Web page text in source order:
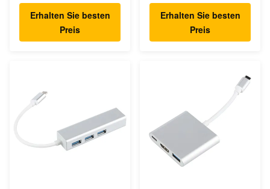
Erhalten Sie besten
Preis
Erhalten Sie besten
Preis